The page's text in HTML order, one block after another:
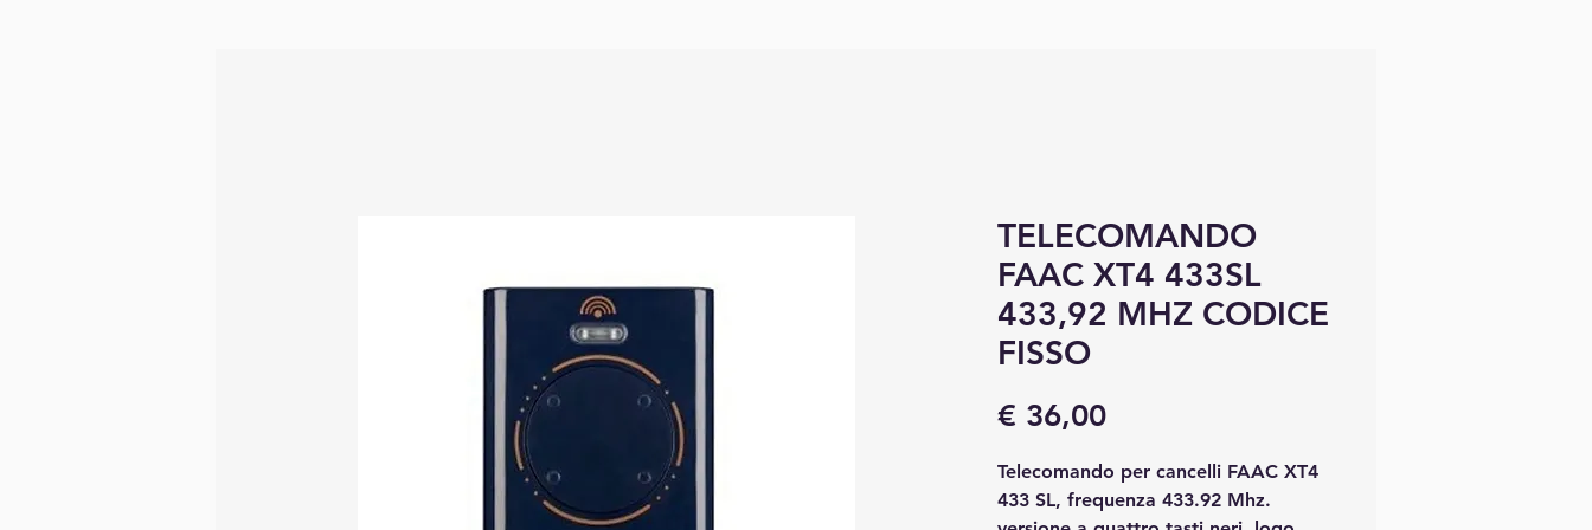
TELECOMANDO
FAAC XT4 433SL
433,92 MHZ CODICE
FISSO
€ 36,00Preço
Telecomando per cancelli FAAC XT4
433 SL, frequenza 433.92 Mhz.